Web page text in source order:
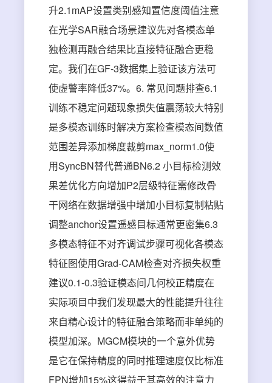
升2.1mAP设置类别感知置信度阈值注意
在光学SAR融合场景建议先对各模态单
独检测再融合结果比直接特征融合更稳
定。我们在GF-3数据集上验证该方法可
使虚警率降低37%。6. 常见问题排查6.1
训练不稳定问题现象损失值震荡较大特别
是多模态训练时解决方案检查模态间数值
范围差异添加梯度裁剪max_norm1.0使
用SyncBN替代普通BN6.2 小目标检测效
果差优化方向增加P2层级特征需修改骨
干网络在数据增强中增加小目标复制粘贴
调整anchor设置遥感目标通常更密集6.3
多模态特征不对齐调试步骤可视化各模态
特征图使用Grad-CAM检查对齐损失权重
建议0.1-0.3验证模态间几何校正精度在
实际项目中我们发现最大的性能提升往往
来自精心设计的特征融合策略而非单纯的
模型加深。MGCM模块的一个意外优势
是它在保持精度的同时推理速度仅比标准
FPN增加15%这得益于其高效的注意力